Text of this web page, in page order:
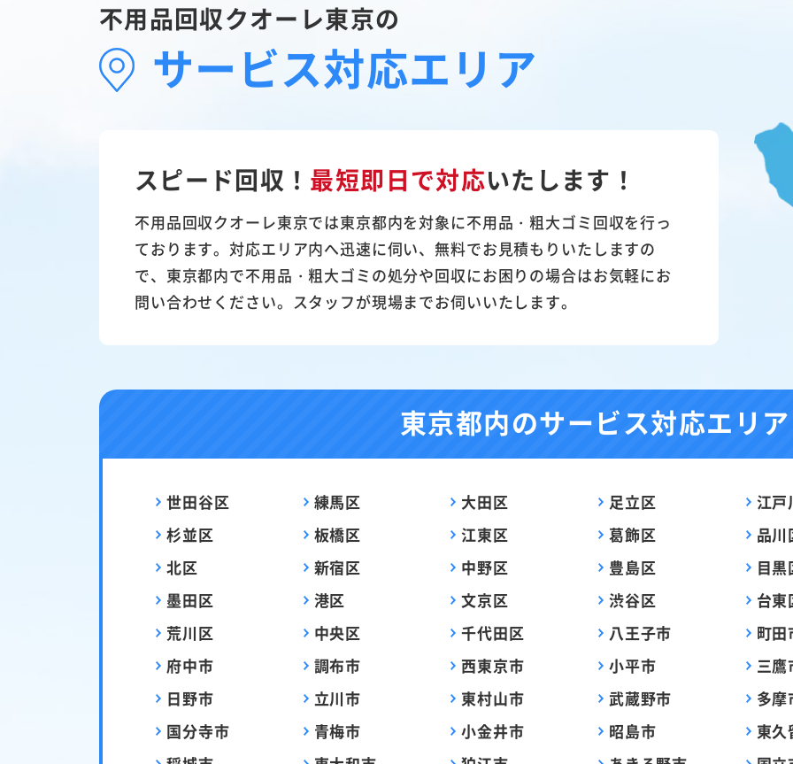
不用品回収クオーレ東京の
サービス対応エリア
スピード回収！ 最短即日で対応いたします！
不用品回収クオーレ東京では東京都内を対象に不用品・粗大ゴミ回収を行っ
ております。対応エリア内へ迅速に伺い、無料でお見積もりいたしますの
で、東京都内で不用品・粗大ゴミの処分や回収にお困りの場合はお気軽にお
問い合わせください。スタッフが現場までお伺いいたします。
東京都内のサービス対応エリア
世田谷区 練馬区 大田区 足立区
江戸
杉並区
板橋区 江東区 葛飾区
品川
北区
新宿区 中野区 豊島区
目黒
墨田区
港区 文京区 渋谷区
台東
荒川区
中央区 千代田区 八王子市
町田
府中市
調布市 西東京市 小平市
三鷹
日野市
立川市 東村山市 武蔵野市
多摩
国分寺市
青梅市 小金井市 昭島市
東